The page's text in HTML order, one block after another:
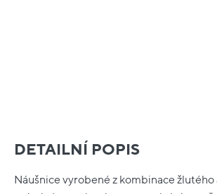
DETAILNÍ POPIS
Náušnice vyrobené z kombinace